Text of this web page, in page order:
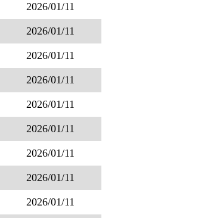
2026/01/11
2026/01/11
2026/01/11
2026/01/11
2026/01/11
2026/01/11
2026/01/11
2026/01/11
2026/01/11